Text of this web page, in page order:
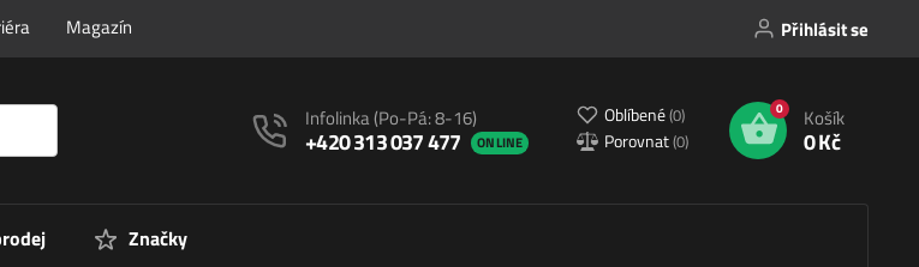
Magazín Přihlásit se
Infolinka(Po-Pá: 8-16)
+420 313 037 477 ONLINE
Oblíbené(0)
Porovnat(0)
0 Košík
0 Kč
Značky